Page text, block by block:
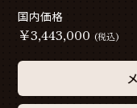
国内価格
￥3,443,000 (税込)